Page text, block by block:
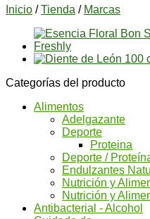
Inicio / Tienda / Marcas
Categorías del producto
Alimentos
Adelgazante
Deporte
Proteina
Deporte /
Endulzantes
Nutrición y
Nutrición y
Antibacterial - Alcohol